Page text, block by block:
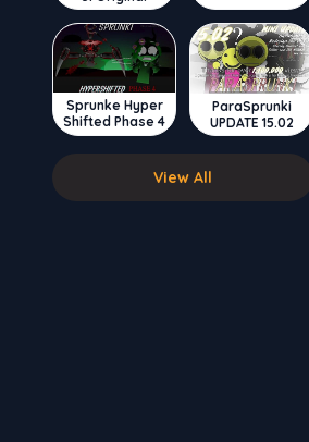
Sprunke Hyper
Shifted Phase 4
ParaSprunki
UPDATE 15.02
View All